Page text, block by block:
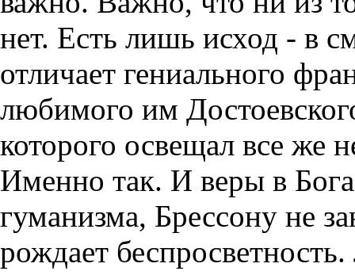
нет. Есть лишь исход - в
отличает гениального
любимого им
которого освещал все же
Именно так. И веры в
гуманизма, Брессону не
рождает